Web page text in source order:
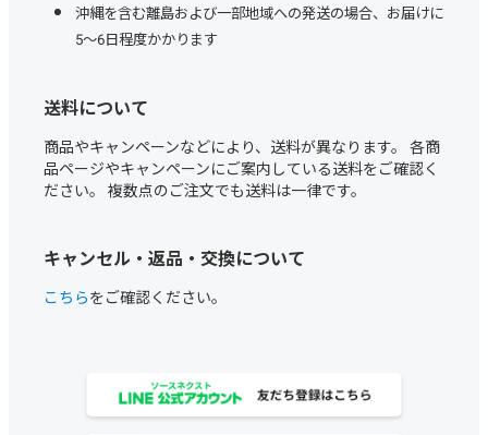
沖縄を含む離島および一部地域への発送の場合、お届けに
5～6日程度かかります
送料について
商品やキャンペーンなどにより、送料が異なります。 各商
品ページやキャンペーンにご案内している送料をご確認く
ださい。 複数点のご注文でも送料は一律です。
キャンセル・返品・交換について
こちらをご確認ください。